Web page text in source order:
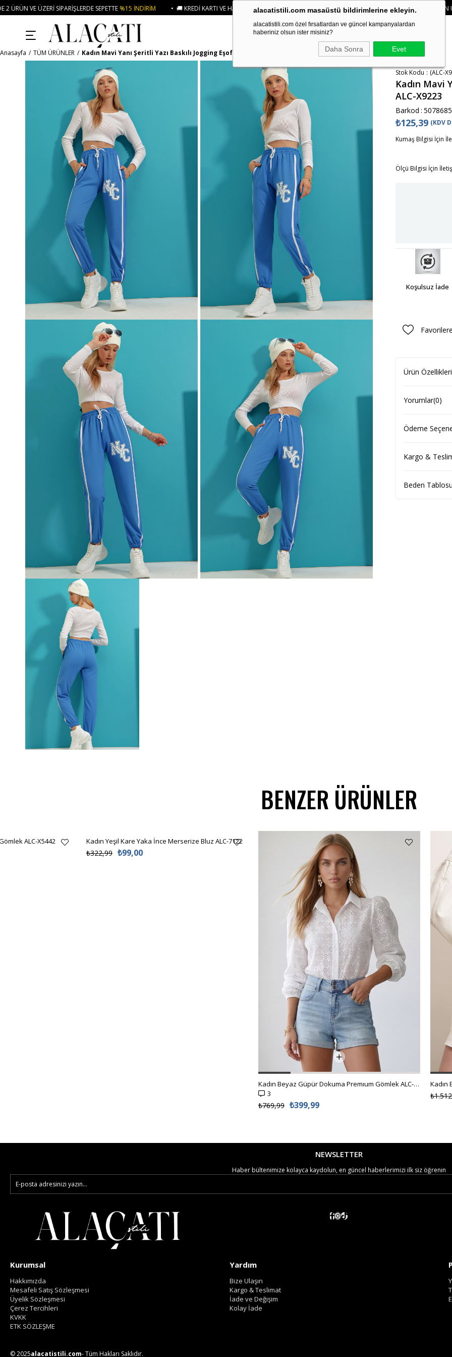
alacatistili.com masaüstü bildirimlerine ekleyin.
alacatistili.com özel fırsatlardan ve güncel kampanyalardan
haberiniz olsun ister misiniz?
Daha Sonra Evet
SEPETTE%15 İNDIRIM • 🚚 KREDI KARTI VE HAVALE ÖDEMELERINIZDE 750₺ ÜZERI KARGO ÜCRETSIZ • 🛍️ YENI SEZON ÜRÜNLERINDE 2
Anasayfa TÜM ÜRÜNLER Kadın Mavi Yanı Şeritli Yazı Baskılı Jogging Eşofman Altı ALC-X9223
Stok Kodu (ALC-
Kadın Mavi
ALC-X9223
Barkod :
₺125,39 (KDV
Kumaş Bilgisi İçin
Ölçü Bilgisi İçin
Koşulsuz İade
Ürün Özellikleri
Yorumlar(0)
Ödeme
Kargo &
Beden Tablosu
BENZER ÜRÜNLER
ALC-X5442 Kadın Yeşil Kare Yaka İnce Merserize Bluz ALC-7122
₺99,00
₺322,99
Kadın Beyaz Güpür Dokuma Premıum Gömlek ALC-X4366
3
₺399,99
₺769,99
NEWSLETTER
Haber bültenimize kolayca kaydolun, en güncel haberlerimizi ilk siz öğrenin
Kurumsal
Hakkımızda
Mesafeli Satış Sözleşmesi
Üyelik Sözleşmesi
Çerez Tercihleri
KVKK
ETK SÖZLEŞME
Yardım
Bize Ulaşın
Kargo & Teslimat
İade ve Değişim
Kolay İade
© 2025alacatistili.com- Tüm Hakları Saklıdır.